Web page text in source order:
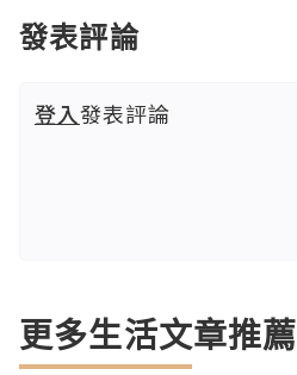
發表評論
登入發表評論
更多生活文章推薦